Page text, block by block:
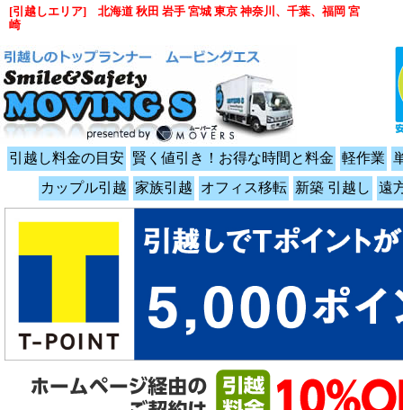
引越し料金の目安 賢く値引き！お得な時間と料金 軽作業
カップル引越 家族引越 オフィス移転 新築 引越し 遠
[引越しエリア] 北海道 秋田 岩手 宮城 東京 神奈川、千葉、福岡 宮
崎